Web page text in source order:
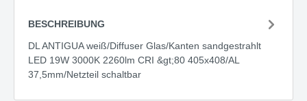
BESCHREIBUNG
DL ANTIGUA weiß/Diffuser Glas/Kanten sandgestrahlt
LED 19W 3000K 2260lm CRI &gt;80 405x408/AL
37,5mm/Netzteil schaltbar